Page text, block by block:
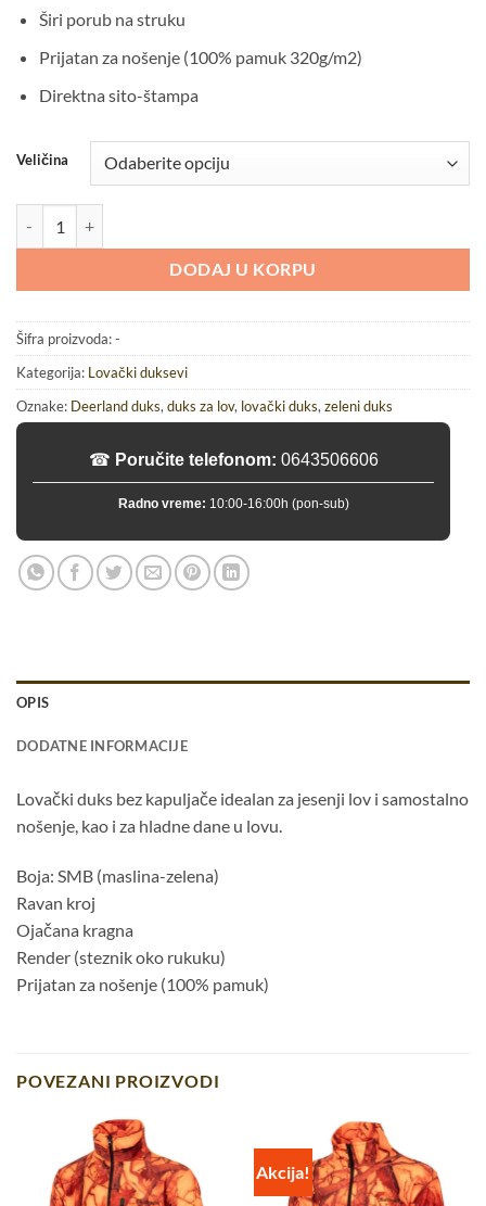
Širi porub na struku
Prijatan za nošenje (100% pamuk 320g/m2)
Direktna sito-štampa
Veličina
DODAJ U KORPU
Šifra proizvoda:-
Kategorija: Lovački duksevi
Oznake: Deerland duks,duks za lov, lovački duks,zeleni duks
☎ Poručite telefonom: 0643506606
Radno vreme: 10:00-16:00h (pon-sub)
OPIS
DODATNE INFORMACIJE
Lovački duks bez kapuljače idealan za jesenji lov i samostalno
nošenje, kao i za hladne dane u lovu.
Boja: SMB (maslina-zelena)
Ravan kroj
Ojačana kragna
Render (steznik oko rukuku)
Prijatan za nošenje (100% pamuk)
POVEZANI PROIZVODI
Akcija!